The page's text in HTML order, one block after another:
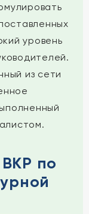
уровень
из сети
по